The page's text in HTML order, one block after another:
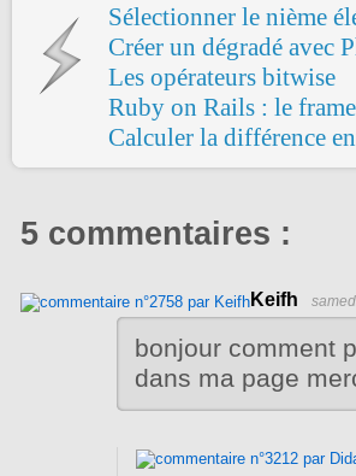
Sélectionner le nième
Créer un dégradé avec
Les opérateurs bitwise
Ruby on Rails : le
Calculer la différence
5 commentaires :
Keifh
bonjour comment
dans ma page